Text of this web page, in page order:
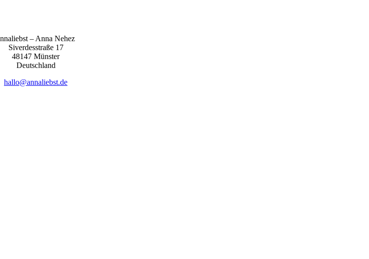
– Anna Nehez
Sive­r­des­stra­ße 17
48147 Müns­ter
Deutsch­land
hallo@annaliebst.de